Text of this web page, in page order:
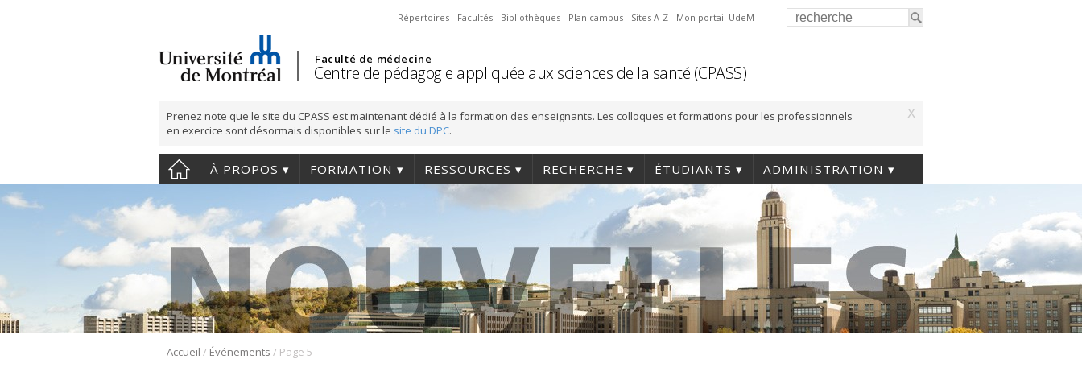
Répertoires Facultés Bibliothèques Plan campus Sites A-Z Mon portail UdeM
Faculté de médecine
Centre de pédagogie appliquée aux sciences de la santé (CPASS)
Prenez note que le site du CPASS est maintenant dédié à la formation des enseignants. Les colloques et formations pour les professionnels
en exercice sont désormais disponibles sur le site du DPC.
x
À PROPOS FORMATION RESSOURCES RECHERCHE ÉTUDIANTS ADMINISTRATION
Accueil / Événements / Page 5